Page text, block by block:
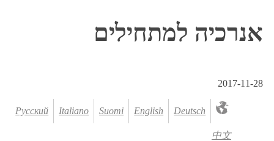
אנרכיה למתחילים
2017-11-28
Deutsch
English
Suomi
Italiano
Русский
中文